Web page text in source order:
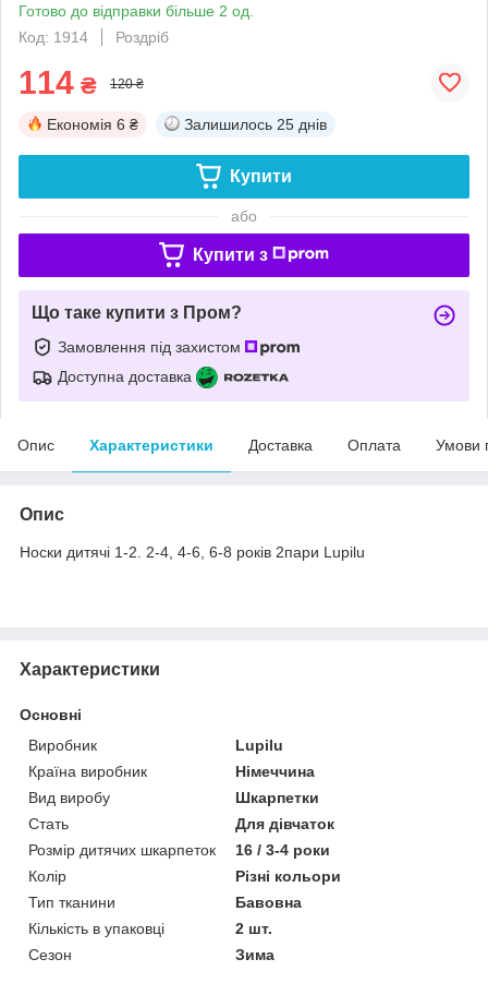
Готово до відправки більше 2 од.
Код: 1914
Роздріб
114 ₴ 120 ₴
Економія 6 ₴ Залишилось 25 днів
Купити
або
Купити з
Що таке купити з Пром?
Замовлення під захистом
Доступна доставка
Опис Характеристики Доставка Оплата Умови
Опис
Носки дитячі 1-2. 2-4, 4-6, 6-8 років 2пари Lupilu
Характеристики
Основні
Виробник
Lupilu
Країна виробник
Німеччина
Вид виробу
Шкарпетки
Стать
Для дівчаток
Розмір дитячих шкарпеток
16 / 3-4 роки
Колір
Різні кольори
Тип тканини
Бавовна
Кількість в упаковці
2 шт.
Сезон
Зима